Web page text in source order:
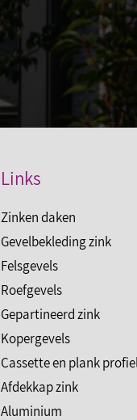
Links
Zinken daken
Gevelbekleding zink
Felsgevels
Roefgevels
Gepartineerd zink
Kopergevels
Cassette en plank
Afdekkap zink
Aluminium